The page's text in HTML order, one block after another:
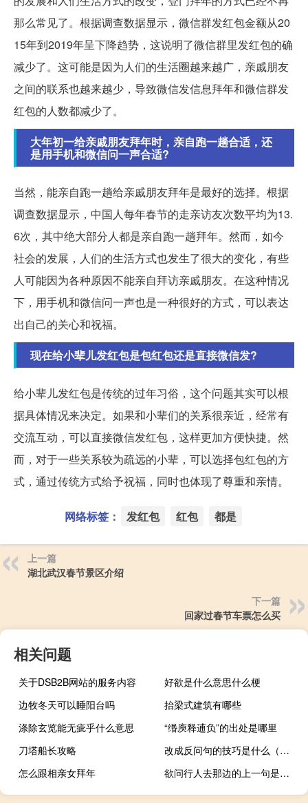
那么常见了。根据调查数据显示，微信群发红包金额从20
15年到2019年呈下降趋势，这说明了微信群里发红包的确
减少了。这可能是因为人们的生活圈越来越广，亲戚朋友
之间的联系也越来越少，导致微信发信息拜年和微信群发
红包的人数都减少了。
大年初一给亲戚朋友拜年时，亲自跑一趟合适，还
是用手机和微信问一声合适?
当然，能亲自跑一趟给亲戚朋友拜年是最好的选择。根据
调查数据显示，中国人每年春节的走亲访友次数平均为13.
6次，其中绝大部分人都是亲自跑一趟拜年。然而，如今
社会的发展，人们的生活方式也发生了很大的变化，有些
人可能因为各种原因不能亲自拜访亲戚朋友。在这种情况
下，用手机和微信问一声也是一种很好的方式，可以表达
出自己的关心和祝福。
现在给小辈儿发红包是包红包还是直接微信发?
给小辈儿发红包是传统的过年习俗，这个问题其实可以根
据具体情况来决定。如果和小辈们的关系很亲近，经常有
交流互动，可以直接微信发红包，这样更加方便快捷。然
而，对于一些关系较为疏远的小辈，可以选择包红包的方
式，通过传统方式给予祝福，同时也体现了尊重和亲情。
网络标签： 发红包 红包 都是
上一篇
湖北武汉春节景区介绍
下一篇
回家过春节车票怎么买
相关问题
关于DSB2B网站的服务内容
好欲是什么意思什么梗
边牧冬天可以睡阳台吗
抬梁式建筑有哪些
涤除玄览能无疵乎什么意思
“缗庾释逋负”的出处是哪里
刀塔船长攻略
改成反问句的技巧是什么（改成）
怎么跟相亲女拜年
欲问行人去那边的上一句是什么
“物理废兴有往复”的出处是哪里